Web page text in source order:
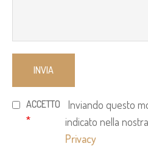
ACCETTO
*
Inviando questo
indicato nella nostra
Privacy